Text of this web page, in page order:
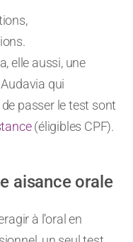
elle aussi, une
qui
passer le test sont
(éligibles CPF).
aisance orale
à l’oral en